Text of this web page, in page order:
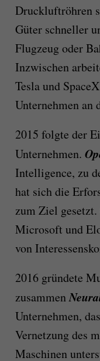
Druckluftröhren
Güter schneller
Flugzeug oder
Inzwischen
Tesla und
Unternehmen an
2015 folgte der
Unternehmen.
Intelligence, zu
hat sich die
zum Ziel
Microsoft und
von
2016 gründete
zusammen
Unternehmen,
Vernetzung des
Maschinen